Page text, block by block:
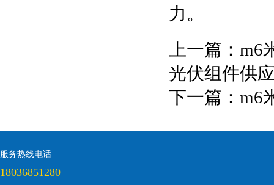
力。
上一篇： m6
光伏组件供
下一篇： m6
服务热线电话
18036851280